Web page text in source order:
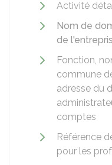
Activité
Nom de
de
Fonction,
commune
adresse du
comptes
Référence
pour les